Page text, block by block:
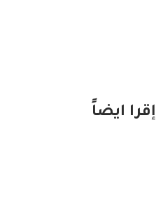
إقرا ايضاً